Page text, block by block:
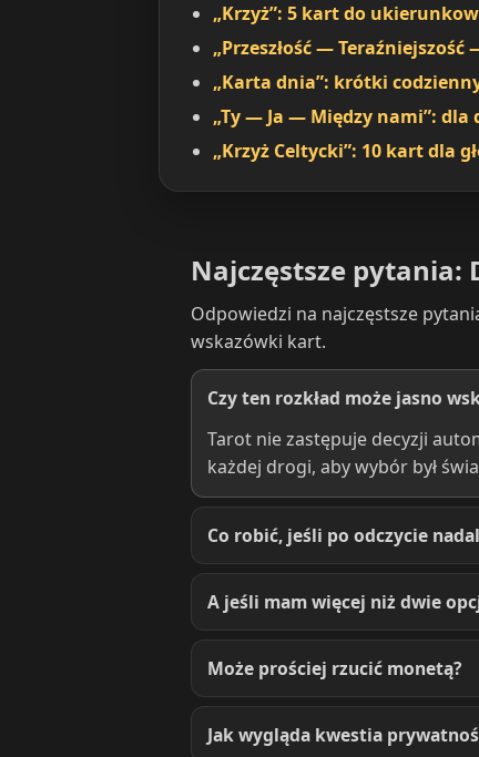
„Krzyż”: 5 kart do
„Przeszłość — Teraźniejszość
„Karta dnia”: krótki
„Ty — Ja — Między nami”:
„Krzyż Celtycki”: 10 kart dla
Najczęstsze pytania:
Odpowiedzi na najczęstsze
wskazówki kart.
Czy ten rozkład może jasno
Tarot nie zastępuje decyzji
każdej drogi, aby wybór był
Co robić, jeśli po odczycie
A jeśli mam więcej niż dwie
Może prościej rzucić monetą?
Jak wygląda kwestia